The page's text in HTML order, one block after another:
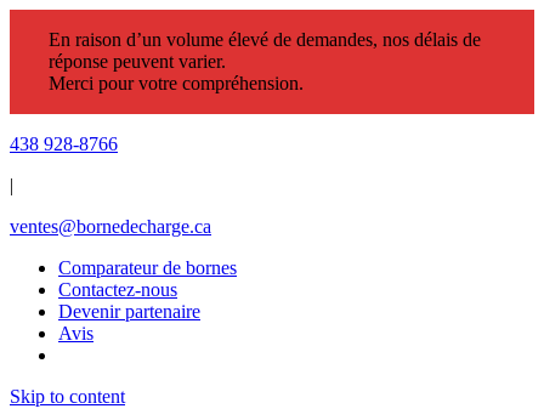
En raison d’un volume élevé de demandes, nos délais de
réponse peuvent varier.
Merci pour votre compréhension.
438 928-8766
|
ventes@bornedecharge.ca
Comparateur de bornes
Contactez-nous
Devenir partenaire
Avis
Skip to content